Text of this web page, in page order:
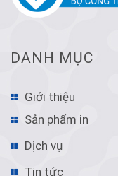
DANH MỤC
Giới thiệu
Sản phẩm in
Dịch vụ
Tin tức